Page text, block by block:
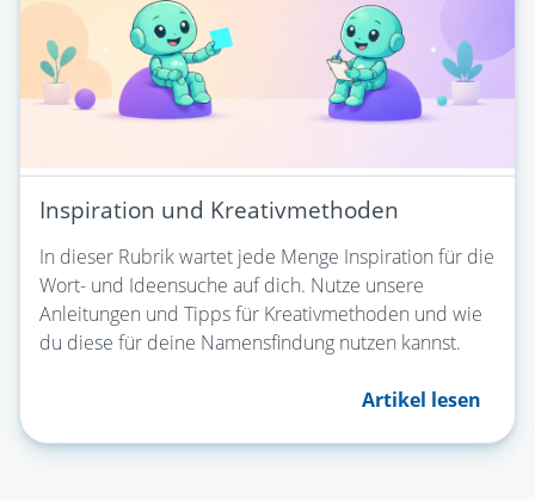
Inspiration und Kreativmethoden
In dieser Rubrik wartet jede Menge Inspiration für die
Wort- und Ideensuche auf dich. Nutze unsere
Anleitungen und Tipps für Kreativmethoden und wie
du diese für deine Namensfindung nutzen kannst.
Artikel lesen